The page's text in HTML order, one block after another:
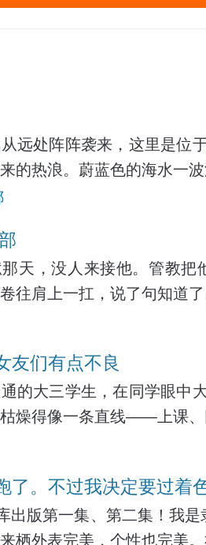
远处阵阵袭来，这里是位
的热浪。蔚蓝色的海水一
天，没人来接他。管教
往肩上一扛，说了句知道
友们有点不良
的大三学生，在同学眼中
燥得像一条直线——上课、
了。不过我决定要过着
出版第一集、第二集！我
栖外表完美，个性也完美